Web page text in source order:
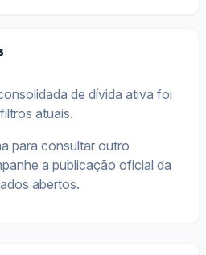
de dívida ativa foi
atuais.
para consultar outro
a publicação oficial da
abertos.